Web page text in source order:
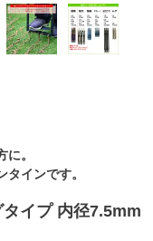
。
インです。
イプ 内径7.5mm